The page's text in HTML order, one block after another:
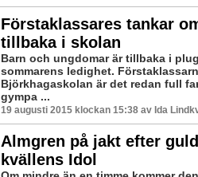
Förstaklassares tankar
tillbaka i skolan
Barn och ungdomar är tillbaka i
sommarens ledighet.
Björkhagaskolan är det redan full
gympa ...
19 augusti 2015 klockan 15:38 av Ida
Almgren på jakt efter
kvällens Idol